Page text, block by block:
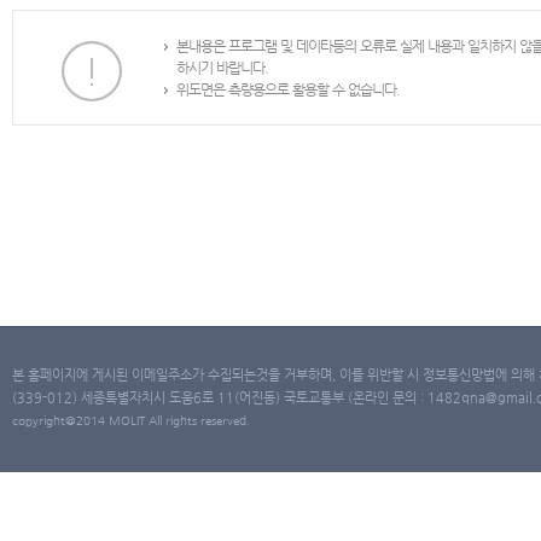
본내용은 프로그램 및 데이타등의 오류로 실제 내용과 일치하지
하시기 바랍니다.
위도면은 측량용으로 활용할 수 없습니다.
본 홈페이지에 게시된 이메일주소가 수집되는것을 거부하며, 이를 위반할 시 정보통신망법에 의
(339-012) 세종특별자치시 도움6로 11(어진동) 국토교통부 (온라인 문의 :
copyright@2014 MOLIT All rights reserved.